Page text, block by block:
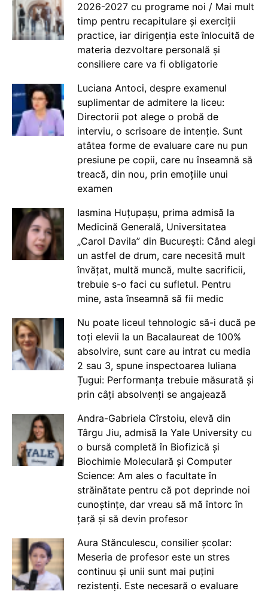
2026-2027 cu programe noi / Mai mult
timp pentru recapitulare și exerciții
practice, iar dirigenția este înlocuită de
materia dezvoltare personală și
consiliere care va fi obligatorie
Luciana Antoci, despre examenul
suplimentar de admitere la liceu:
Directorii pot alege o probă de
interviu, o scrisoare de intenție. Sunt
atâtea forme de evaluare care nu pun
presiune pe copii, care nu înseamnă să
treacă, din nou, prin emoțiile unui
examen
Iasmina Huțupașu, prima admisă la
Medicină Generală, Universitatea
„Carol Davila” din București: Când alegi
un astfel de drum, care necesită mult
învățat, multă muncă, multe sacrificii,
trebuie s-o faci cu sufletul. Pentru
mine, asta înseamnă să fii medic
Nu poate liceul tehnologic să-i ducă pe
toți elevii la un Bacalaureat de 100%
absolvire, sunt care au intrat cu media
2 sau 3, spune inspectoarea Iuliana
Țugui: Performanța trebuie măsurată și
prin câți absolvenți se angajează
Andra-Gabriela Cîrstoiu, elevă din
Târgu Jiu, admisă la Yale University cu
o bursă completă în Biofizică și
Biochimie Moleculară și Computer
Science: Am ales o facultate în
străinătate pentru că pot deprinde noi
cunoștințe, dar vreau să mă întorc în
țară și să devin profesor
Aura Stănculescu, consilier școlar:
Meseria de profesor este un stres
continuu și unii sunt mai puțini
rezistenți. Este necesară o evaluare